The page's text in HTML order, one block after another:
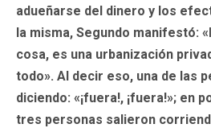
adueñarse del dinero y los
la misma, Segundo manifestó:
cosa, es una urbanización
todo». Al decir eso, una de las
diciendo: «¡fuera!, ¡fuera!»; en
tres personas salieron